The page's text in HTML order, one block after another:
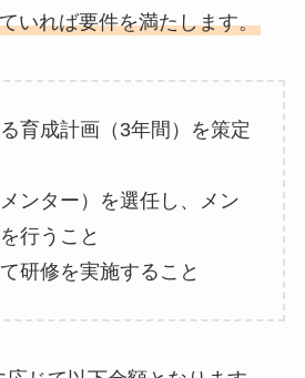
いれば要件を満たします。
育成計画（3年間）を策定
ンター）を選任し、メン
行うこと
研修を実施すること